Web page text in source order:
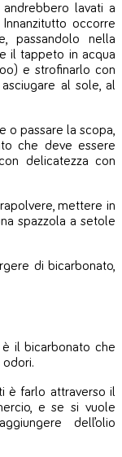
lavati a
occorre
passandolo nella
il tappeto in acqua
e strofinarlo con
al sole, al
o passare la scopa,
che deve essere
delicatezza con
mettere in
spazzola a setole
di bicarbonato,
il bicarbonato che
è farlo attraverso il
e se si vuole
dell’olio